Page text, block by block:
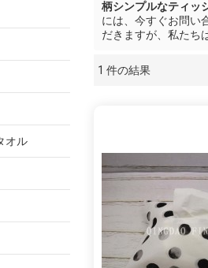
オル
柄シンプルなティッ
には、今すぐお問い
だきますが、私たち
1 件の結果